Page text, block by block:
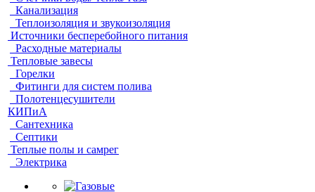
Канализация
Теплоизоляция и звукоизоляция
Источники бесперебойного питания
Расходные материалы
Тепловые завесы
Горелки
Фитинги для систем полива
Полотенцесушители
КИПиА
Сантехника
Септики
Теплые полы и самрег
Электрика